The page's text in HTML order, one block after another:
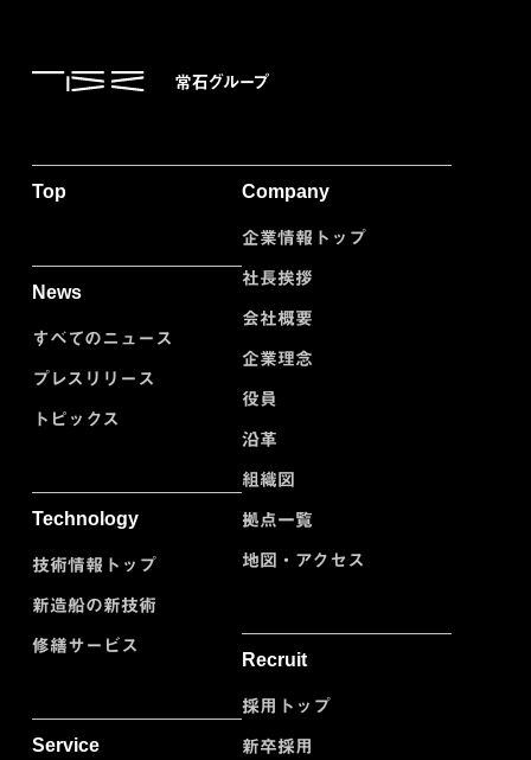
Top
News
すべてのニュース
プレスリリース
トピックス
Technology
技術情報トップ
新造船の新技術
修繕サービス
Service
Company
企業情報トップ
社長挨拶
会社概要
企業理念
役員
沿革
組織図
拠点一覧
地図・アクセス
Recruit
採用トップ
新卒採用